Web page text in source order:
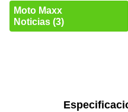
Moto Maxx
Noticias (3)